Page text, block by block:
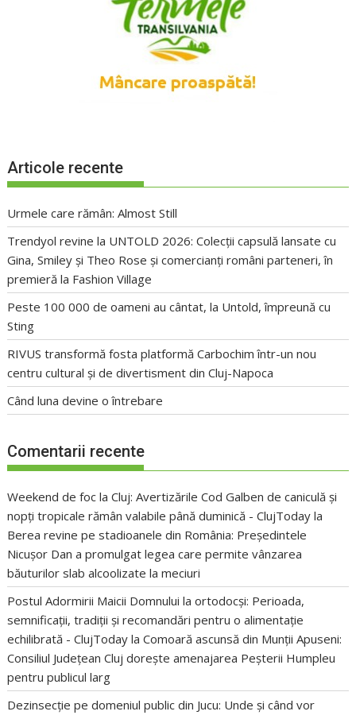
Articole recente
Urmele care rămân: Almost Still
Trendyol revine la UNTOLD 2026: Colecții capsulă lansate cu
Gina, Smiley și Theo Rose și comercianți români parteneri, în
premieră la Fashion Village
Peste 100 000 de oameni au cântat, la Untold, împreună cu
Sting
RIVUS transformă fosta platformă Carbochim într-un nou
centru cultural și de divertisment din Cluj-Napoca
Când luna devine o întrebare
Comentarii recente
Weekend de foc la Cluj: Avertizările Cod Galben de caniculă și
nopți tropicale rămân valabile până duminică - ClujToday la
Berea revine pe stadioanele din România: Președintele
Nicușor Dan a promulgat legea care permite vânzarea
băuturilor slab alcoolizate la meciuri
Postul Adormirii Maicii Domnului la ortodocși: Perioada,
semnificații, tradiții și recomandări pentru o alimentație
echilibrată - ClujToday laComoară ascunsă din Munții Apuseni:
Consiliul Județean Cluj dorește amenajarea Peșterii Humpleu
pentru publicul larg
Dezinsecție pe domeniul public din Jucu: Unde și când vor